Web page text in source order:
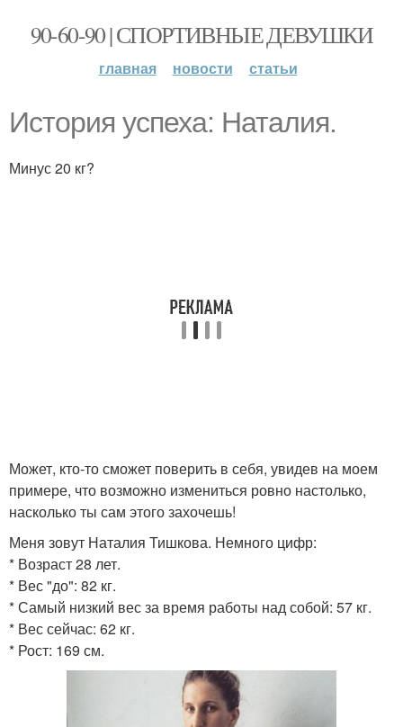
90-60-90 | СПОРТИВНЫЕ ДЕВУШКИ
главная новости статьи
История успеха: Наталия.
Минус 20 кг?
Может, кто-то сможет поверить в себя, увидев на моем
примере, что возможно измениться ровно настолько,
насколько ты сам этого захочешь!
Меня зовут Наталия Тишкова. Немного цифр:
* Возраст 28 лет.
* Вес "до": 82 кг.
* Самый низкий вес за время работы над собой: 57 кг.
* Вес сейчас: 62 кг.
* Рост: 169 см.